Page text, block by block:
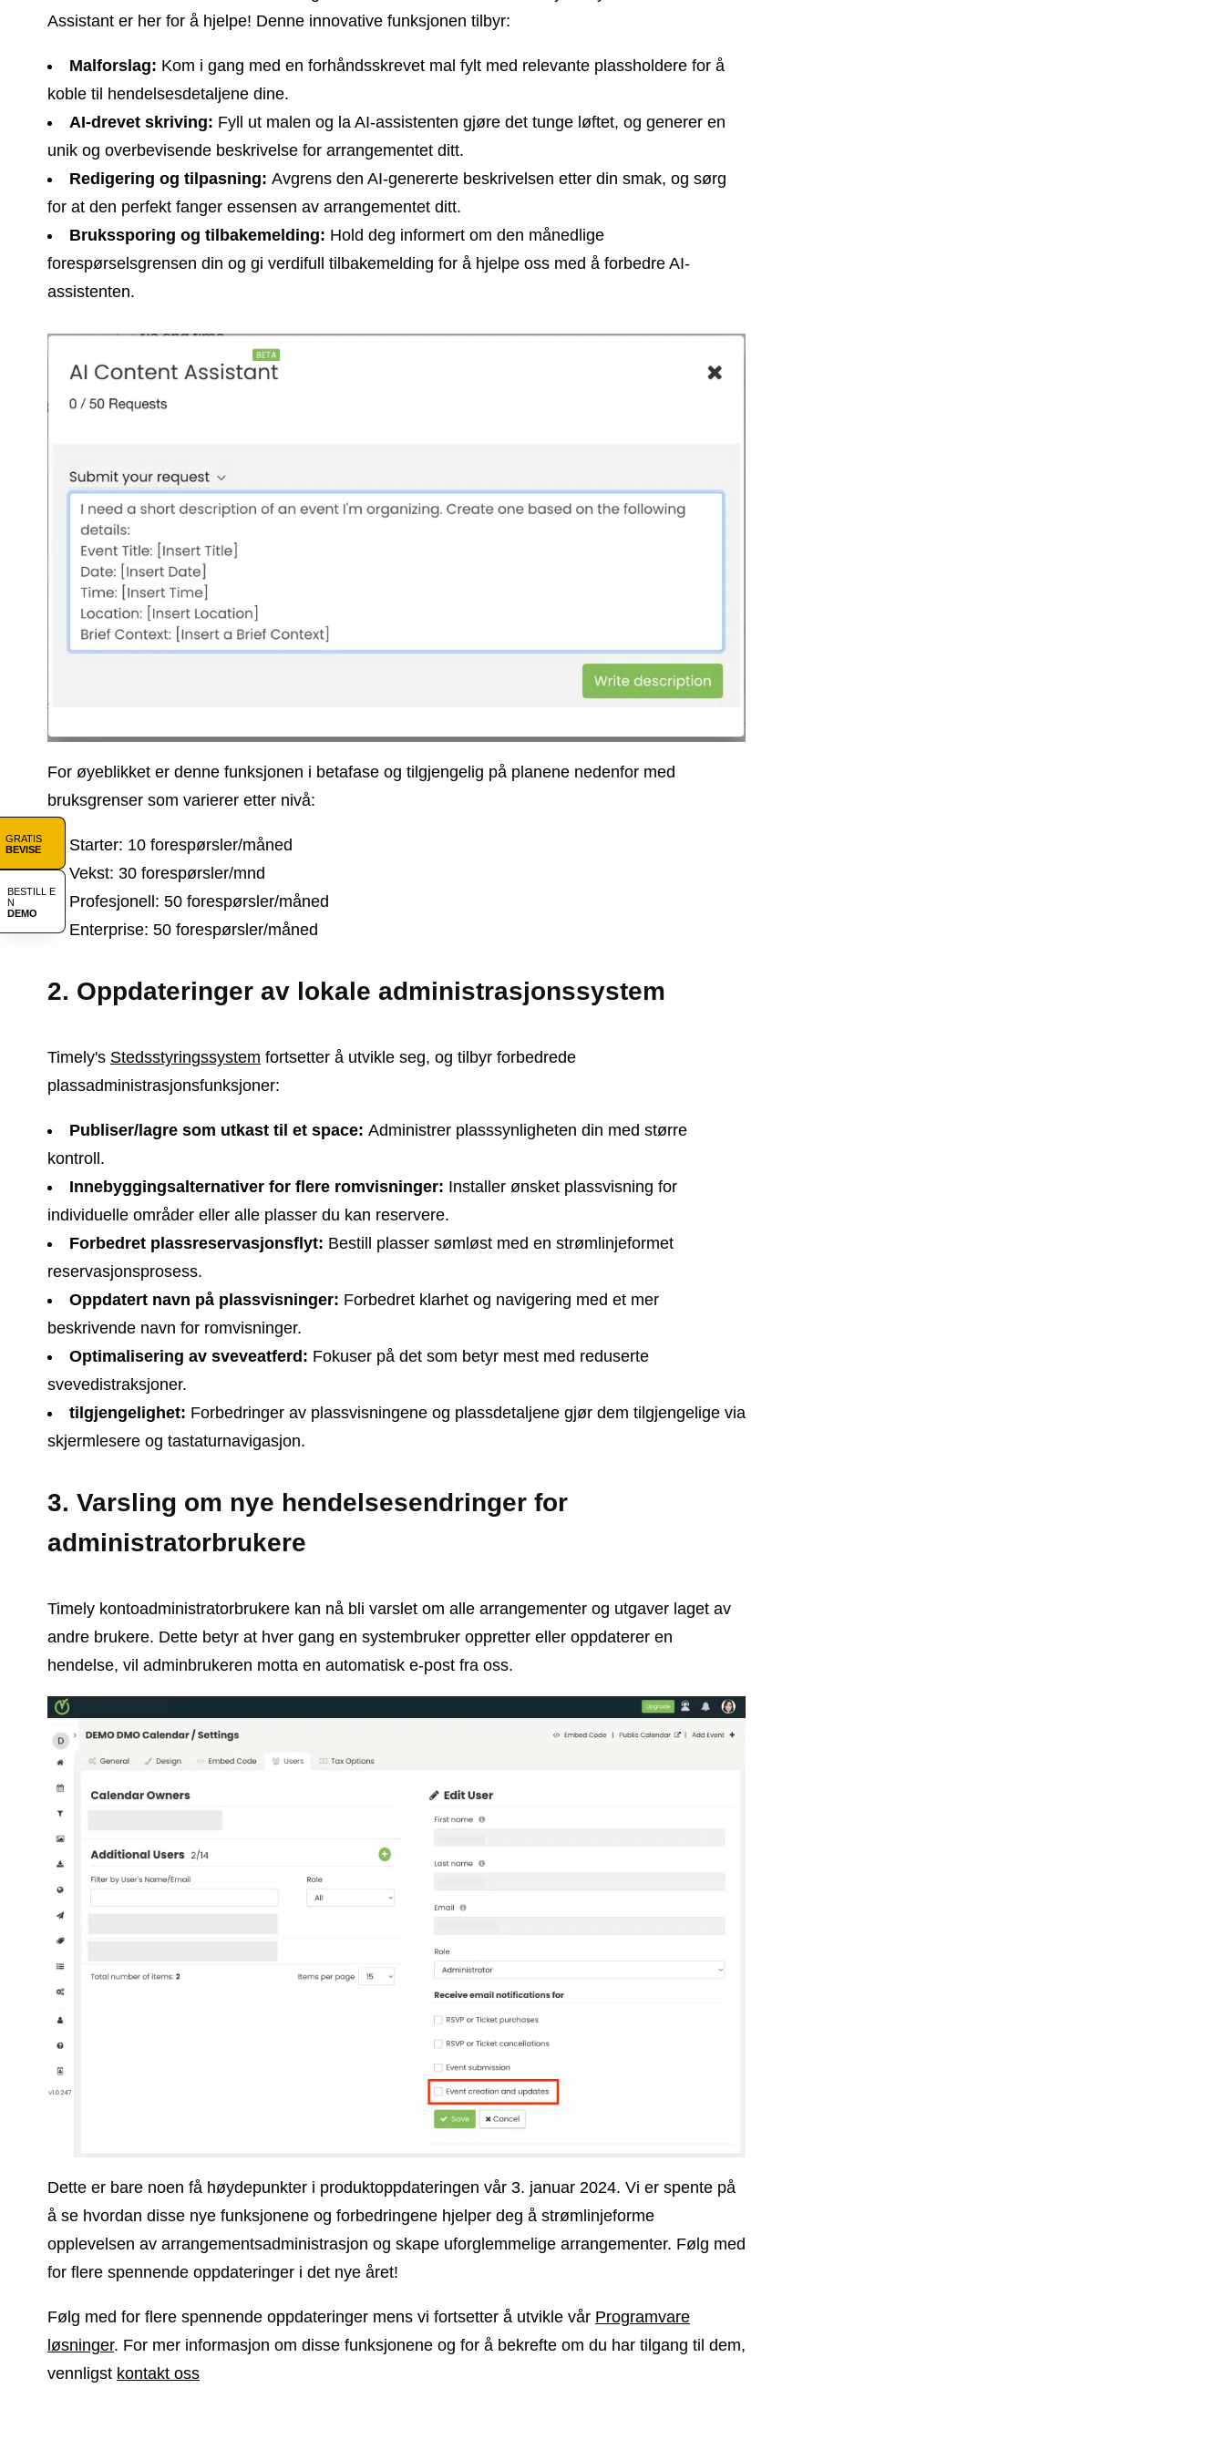
GRATIS
BEVISE
BESTILL E
N
DEMO
Assistant er her for å hjelpe! Denne innovative funksjonen tilbyr:
Malforslag: Kom i gang med en forhåndsskrevet mal fylt med relevante plassholdere for å
koble til hendelsesdetaljene dine.
AI-drevet skriving: Fyll ut malen og la AI-assistenten gjøre det tunge løftet, og generer en
unik og overbevisende beskrivelse for arrangementet ditt.
Redigering og tilpasning: Avgrens den AI-genererte beskrivelsen etter din smak, og sørg
for at den perfekt fanger essensen av arrangementet ditt.
Brukssporing og tilbakemelding: Hold deg informert om den månedlige
forespørselsgrensen din og gi verdifull tilbakemelding for å hjelpe oss med å forbedre AI-
assistenten.
For øyeblikket er denne funksjonen i betafase og tilgjengelig på planene nedenfor med
bruksgrenser som varierer etter nivå:
Starter: 10 forespørsler/måned
Vekst: 30 forespørsler/mnd
Profesjonell: 50 forespørsler/måned
Enterprise: 50 forespørsler/måned
2. Oppdateringer av lokale administrasjonssystem
Timely's Stedsstyringssystem fortsetter å utvikle seg, og tilbyr forbedrede
plassadministrasjonsfunksjoner:
Publiser/lagre som utkast til et space: Administrer plasssynligheten din med større
kontroll.
Innebyggingsalternativer for flere romvisninger: Installer ønsket plassvisning for
individuelle områder eller alle plasser du kan reservere.
Forbedret plassreservasjonsflyt: Bestill plasser sømløst med en strømlinjeformet
reservasjonsprosess.
Oppdatert navn på plassvisninger: Forbedret klarhet og navigering med et mer
beskrivende navn for romvisninger.
Optimalisering av sveveatferd: Fokuser på det som betyr mest med reduserte
svevedistraksjoner.
tilgjengelighet: Forbedringer av plassvisningene og plassdetaljene gjør dem tilgjengelige via
skjermlesere og tastaturnavigasjon.
3. Varsling om nye hendelsesendringer for
administratorbrukere
Timely kontoadministratorbrukere kan nå bli varslet om alle arrangementer og utgaver laget av
andre brukere. Dette betyr at hver gang en systembruker oppretter eller oppdaterer en
hendelse, vil adminbrukeren motta en automatisk e-post fra oss.
Dette er bare noen få høydepunkter i produktoppdateringen vår 3. januar 2024. Vi er spente på
å se hvordan disse nye funksjonene og forbedringene hjelper deg å strømlinjeforme
opplevelsen av arrangementsadministrasjon og skape uforglemmelige arrangementer. Følg med
for flere spennende oppdateringer i det nye året!
Følg med for flere spennende oppdateringer mens vi fortsetter å utvikle vår Programvare
løsninger. For mer informasjon om disse funksjonene og for å bekrefte om du har tilgang til dem,
vennligst kontakt oss